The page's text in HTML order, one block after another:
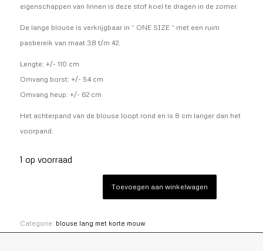
eigenschappen van linnen is deze stof koel te dragen in de zomer.
De lange blouse is verkrijgbaar in “ ONE SIZE “ met een ruim
pasbereik van maat 38 t/m 42.
Lengte: +/- 110 cm
Omvang borst: +/- 54 cm
Omvang heup: +/- 62 cm
Het achterpand van de blouse loopt rond en is 8 cm langer dan het
voorpand.
1 op voorraad
Toevoegen aan winkelwagen
Categorie: blouse lang met korte mouw